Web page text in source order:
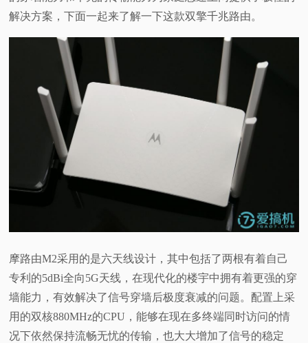
评
体
验
专
题
解决方案，下面一起来了解一下这款双擎千兆路由。
摩路由M2采用的是六天线设计，其中包括了两根有着自己
专利的5dBi全向5G天线，在现代化的楼宇中拥有着更强的穿
墙能力，有效解决了信号穿墙后极度衰减的问题。配置上采
用的双核880MHz的CPU，能够在现在多终端同时访问的情
况下依然保持流畅无忧的传输，也大大增加了信号的稳定